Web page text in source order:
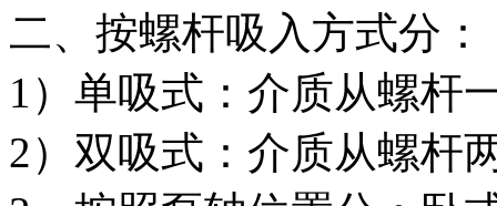
二、按螺杆吸入方式分：
1）单吸式：介质从螺杆
2）双吸式：介质从螺杆